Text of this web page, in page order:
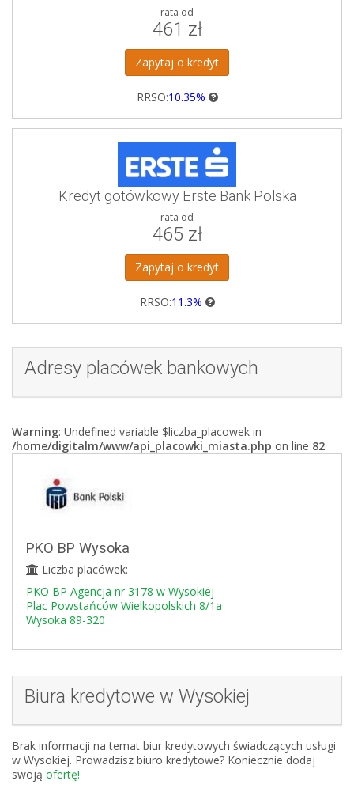
rata od
461 zł
Zapytaj o kredyt
RRSO:10.35%
Kredyt gotówkowy Erste Bank Polska
rata od
465 zł
Zapytaj o kredyt
RRSO:11.3%
Adresy placówek bankowych
Warning: Undefined variable $liczba_placowek in
/home/digitalm/www/api_placowki_miasta.php on line 82
PKO BP Wysoka
Liczba placówek:
PKO BP Agencja nr 3178 w Wysokiej
Plac Powstańców Wielkopolskich 8/1a
Wysoka 89-320
Biura kredytowe w Wysokiej
Brak informacji na temat biur kredytowych świadczących usługi
w Wysokiej. Prowadzisz biuro kredytowe? Koniecznie dodaj
swoją ofertę!